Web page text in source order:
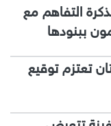
التفاهم مع
ببنودها
تعتزم توقيع